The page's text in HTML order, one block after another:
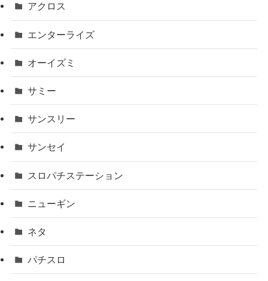
アクロス
エンターライズ
オーイズミ
サミー
サンスリー
サンセイ
スロパチステーション
ニューギン
ネタ
パチスロ